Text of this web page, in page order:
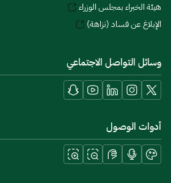
هيئة الخبراء بمجلس الوزراء
الإبلاغ عن فساد (نزاهة)
وسائل التواصل الاجتماعي
أدوات الوصول